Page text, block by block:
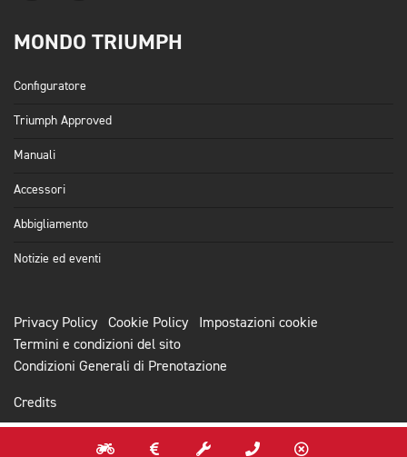
MONDO TRIUMPH
Configuratore
Triumph Approved
Manuali
Accessori
Abbigliamento
Notizie ed eventi
Privacy Policy Cookie Policy
Impostazioni cookie
Termini e condizioni del sito
Condizioni Generali di Prenotazione
Credits